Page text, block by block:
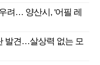
려… 양산시, '어필 레
발견…살상력 없는 모